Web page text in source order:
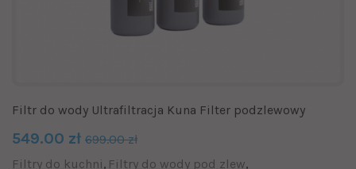
Filtr do wody Ultrafiltracja Kuna Filter podzlewowy
549.00 zł 699.00 zł
Filtry do kuchni Filtry do wody pod zlew